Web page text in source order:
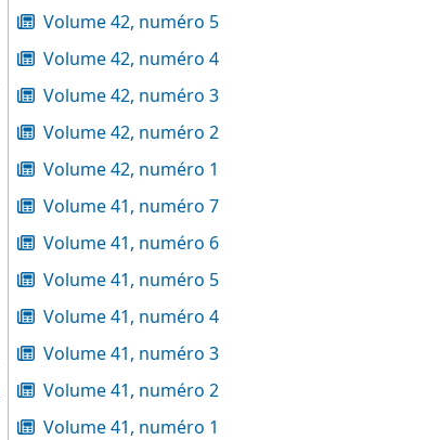
Volume 42, numéro 5
Volume 42, numéro 4
Volume 42, numéro 3
Volume 42, numéro 2
Volume 42, numéro 1
Volume 41, numéro 7
Volume 41, numéro 6
Volume 41, numéro 5
Volume 41, numéro 4
Volume 41, numéro 3
Volume 41, numéro 2
Volume 41, numéro 1